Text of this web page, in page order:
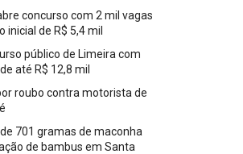
concurso com 2 mil vagas
inicial de R$ 5,4 mil
público de Limeira com
até R$ 12,8 mil
roubo contra motorista de
701 gramas de maconha
de bambus em Santa